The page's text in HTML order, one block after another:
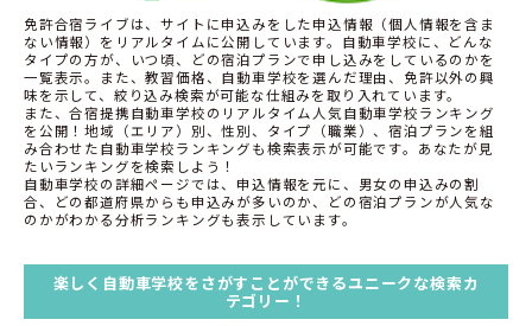
免許合宿ライブは、サイトに申込みをした申込情報（個人情報を含ま
ない情報）をリアルタイムに公開しています。自動車学校に、どんな
タイプの方が、いつ頃、どの宿泊プランで申し込みをしているのかを
一覧表示。また、教習価格、自動車学校を選んだ理由、免許以外の興
味を示して、絞り込み検索が可能な仕組みを取り入れています。
また、合宿提携自動車学校のリアルタイム人気自動車学校ランキング
を公開！地域（エリア）別、性別、タイプ（職業）、宿泊プランを組
み合わせた自動車学校ランキングも検索表示が可能です。あなたが見
たいランキングを検索しよう！
自動車学校の詳細ページでは、申込情報を元に、男女の申込みの割
合、どの都道府県からも申込みが多いのか、どの宿泊プランが人気な
のかがわかる分析ランキングも表示しています。
楽しく自動車学校をさがすことができるユニークな検索カ
テゴリー！